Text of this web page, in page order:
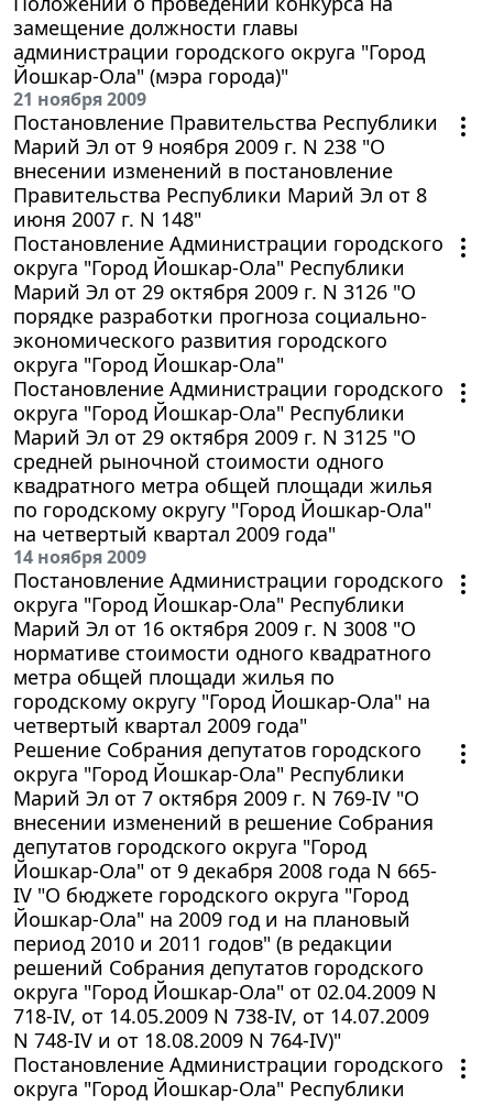
замещение должности главы
администрации городского округа "Город
Йошкар-Ола" (мэра города)"
21 ноября 2009
Постановление Правительства Республики
Марий Эл от 9 ноября 2009 г. N 238 "О
внесении изменений в постановление
Правительства Республики Марий Эл от 8
июня 2007 г. N 148"
Постановление Администрации городского
округа "Город Йошкар-Ола" Республики
Марий Эл от 29 октября 2009 г. N 3126 "О
порядке разработки прогноза социально-
экономического развития городского
округа "Город Йошкар-Ола"
Постановление Администрации городского
округа "Город Йошкар-Ола" Республики
Марий Эл от 29 октября 2009 г. N 3125 "О
средней рыночной стоимости одного
квадратного метра общей площади жилья
по городскому округу "Город Йошкар-Ола"
на четвертый квартал 2009 года"
14 ноября 2009
Постановление Администрации городского
округа "Город Йошкар-Ола" Республики
Марий Эл от 16 октября 2009 г. N 3008 "О
нормативе стоимости одного квадратного
метра общей площади жилья по
городскому округу "Город Йошкар-Ола" на
четвертый квартал 2009 года"
Решение Собрания депутатов городского
округа "Город Йошкар-Ола" Республики
Марий Эл от 7 октября 2009 г. N 769-IV "О
внесении изменений в решение Собрания
депутатов городского округа "Город
Йошкар-Ола" от 9 декабря 2008 года N 665-
IV "О бюджете городского округа "Город
Йошкар-Ола" на 2009 год и на плановый
период 2010 и 2011 годов" (в редакции
решений Собрания депутатов городского
округа "Город Йошкар-Ола" от 02.04.2009 N
718-IV, от 14.05.2009 N 738-IV, от 14.07.2009
N 748-IV и от 18.08.2009 N 764-IV)"
Постановление Администрации городского
округа "Город Йошкар-Ола" Республики